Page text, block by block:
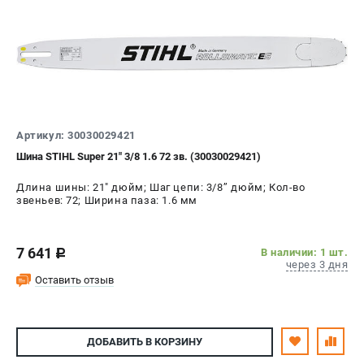
ПРИНАДЛЕЖНОСТИ
Цепи для бензопил
Леска для триммеров
Заточные наборы и напильники
Запчасти для инструмента
Воздуходувки аккумуляторные
Высоторезы аккумуляторные
Пилы цепные аккумуляторные
Артикул: 30030029421
Шина STIHL Super 21" 3/8 1.6 72 зв. (30030029421)
Длина шины: 21" дюйм; Шаг цепи: 3/8’’ дюйм; Кол-во
звеньев: 72; Ширина паза: 1.6 мм
7 641 c
В наличии: 1 шт.
через 3 дня
Оставить отзыв
ДОБАВИТЬ В КОРЗИНУ